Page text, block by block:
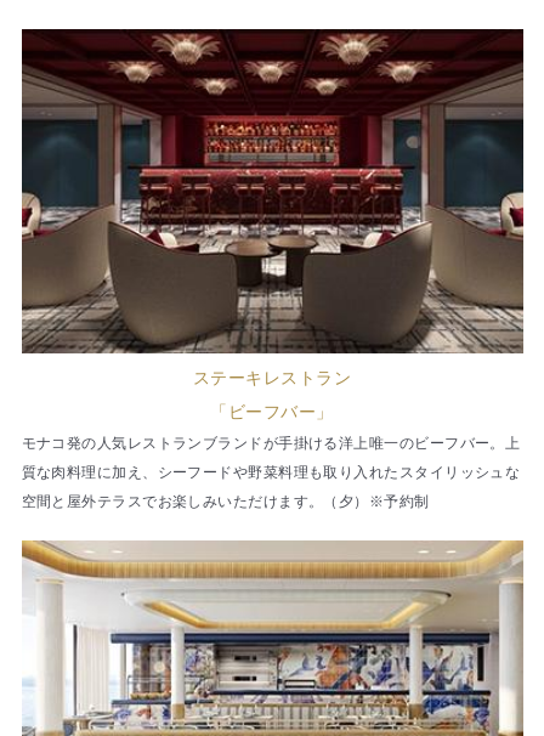
ステーキレストラン
「ビーフバー」
モナコ発の人気レストランブランドが手掛ける洋上唯一のビーフバー。上
質な肉料理に加え、シーフードや野菜料理も取り入れたスタイリッシュな
空間と屋外テラスでお楽しみいただけます。（夕）※予約制